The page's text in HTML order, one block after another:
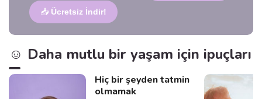
📥 Ücretsiz İndir!
☺️ Daha mutlu bir yaşam için ipuçları
Hiç bir şeyden tatmin
olmamak